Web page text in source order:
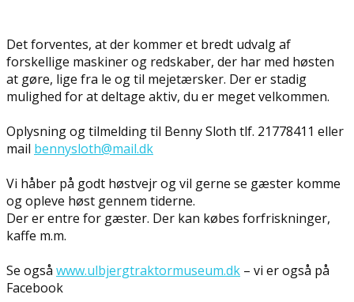
Det forventes, at der kommer et bredt udvalg af
forskellige maskiner og redskaber, der har med høsten
at gøre, lige fra le og til mejetærsker. Der er stadig
mulighed for at deltage aktiv, du er meget velkommen.
Oplysning og tilmelding til Benny Sloth tlf. 21778411 eller
mail bennysloth@mail.dk
Vi håber på godt høstvejr og vil gerne se gæster komme
og opleve høst gennem tiderne.
Der er entre for gæster. Der kan købes forfriskninger,
kaffe m.m.
Se også www.ulbjergtraktormuseum.dk – vi er også på
Facebook